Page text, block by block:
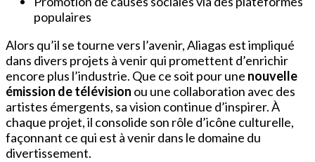
populaires
Alors qu’il se tourne vers l’avenir, Aliagas est impliqué
dans divers projets à venir qui promettent d’enrichir
encore plus l’industrie. Que ce soit pour une nouvelle
émission de télévision ou une collaboration avec des
artistes émergents, sa vision continue d’inspirer. À
chaque projet, il consolide son rôle d’icône culturelle,
façonnant ce qui est à venir dans le domaine du
divertissement.